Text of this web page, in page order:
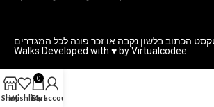
הכתוב בלשון נקבה או זכר פונה לכל המגדרים
Walks Developed with ♥ by Virtualcodee
ShopWishlist
0
Cart
My account